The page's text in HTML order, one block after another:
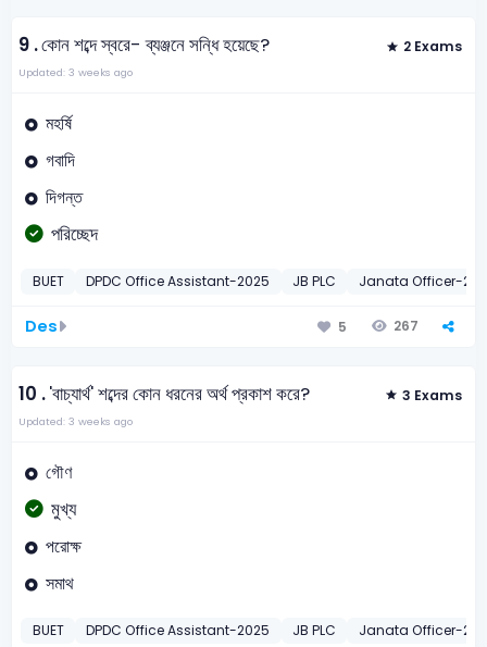
9 .কোন শব্দে স্বরে- ব্যঞ্জনে সন্ধি হয়েছে? 2 Exams
Updated: 3 weeks ago
মহর্ষি
গবাদি
দিগন্ত
পরিচ্ছেদ
BUET DPDC Office Assistant-2025 JB PLC Janata Officer-
Des 5 267
10 .'বাচ্যার্থ' শব্দের কোন ধরনের অর্থ প্রকাশ করে? 3 Exams
Updated: 3 weeks ago
গৌণ
মুখ্য
পরোক্ষ
সমাথ
BUET DPDC Office Assistant-2025 JB PLC Janata Officer-